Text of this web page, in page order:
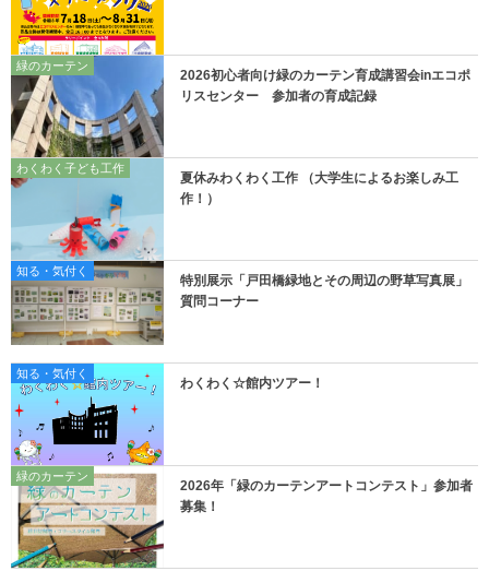
緑のカーテン
2026初心者向け緑のカーテン育成講習会inエコポ
リスセンター 参加者の育成記録
わくわく子ども工作
夏休みわくわく工作 （大学生によるお楽しみ工
作！）
知る・気付く
特別展示「戸田橋緑地とその周辺の野草写真展」
質問コーナー
知る・気付く
わくわく☆館内ツアー！
緑のカーテン
2026年「緑のカーテンアートコンテスト」参加者
募集！